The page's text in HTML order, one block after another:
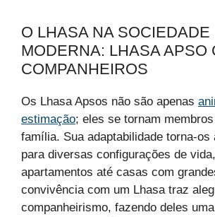
O LHASA NA SOCIEDADE
MODERNA: LHASA APSO
COMPANHEIROS
Os Lhasa Apsos não são apenas
estimação; eles se tornam
família. Sua adaptabilidade torna-os
para diversas configurações de
apartamentos até casas com
convivência com um Lhasa traz
companheirismo, fazendo deles